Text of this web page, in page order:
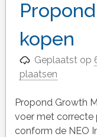
kopen
Geplaatst op
plaatsen
Propond Growth
voer met correcte
conform de NEO